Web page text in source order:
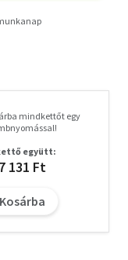
mindkettőt egy
együtt:
7 131 Ft
Kosárba